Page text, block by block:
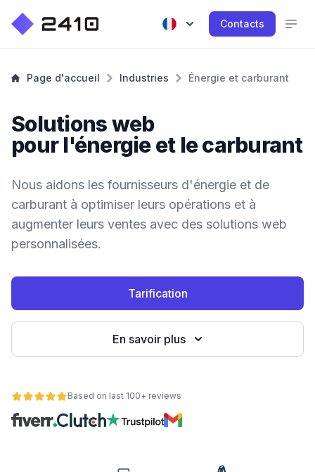
Contacts
Page d'accueil Industries Énergie et carburant
Solutions web
pour l'énergie et le carburant
Nous aidons les fournisseurs d'énergie et de
carburant à optimiser leurs opérations et à
augmenter leurs ventes avec des solutions web
personnalisées.
Tarification
En savoir plus
Based on last 100+ reviews